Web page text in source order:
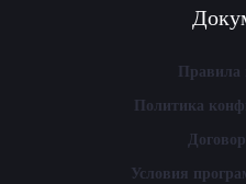
Правила
Политика
Условия